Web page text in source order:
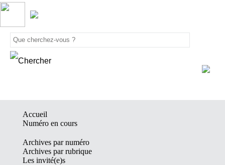
Accueil
Numéro en cours
Archives par numéro
Archives par rubrique
Les invité(e)s